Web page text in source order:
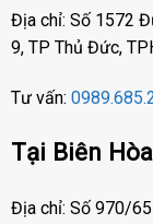
Địa chỉ: Số 1572
9, TP Thủ Đức,
Tư vấn:
Tại Biên
Địa chỉ: Số 970/